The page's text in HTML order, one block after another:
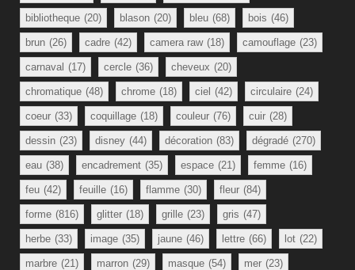
bibliotheque (20) blason (20) bleu (68) bois (46)
brun (26) cadre (42) camera raw (18) camouflage (23)
carnaval (17) cercle (36) cheveux (20)
chromatique (48) chrome (18) ciel (42) circulaire (24)
coeur (33) coquillage (18) couleur (76) cuir (28)
dessin (23) disney (44) décoration (83) dégradé (270)
eau (38) encadrement (35) espace (21) femme (16)
feu (42) feuille (16) flamme (30) fleur (84)
forme (816) glitter (18) grille (23) gris (47)
herbe (33) image (35) jaune (46) lettre (66) lot (22)
marbre (21) marron (29) masque (54) mer (23)